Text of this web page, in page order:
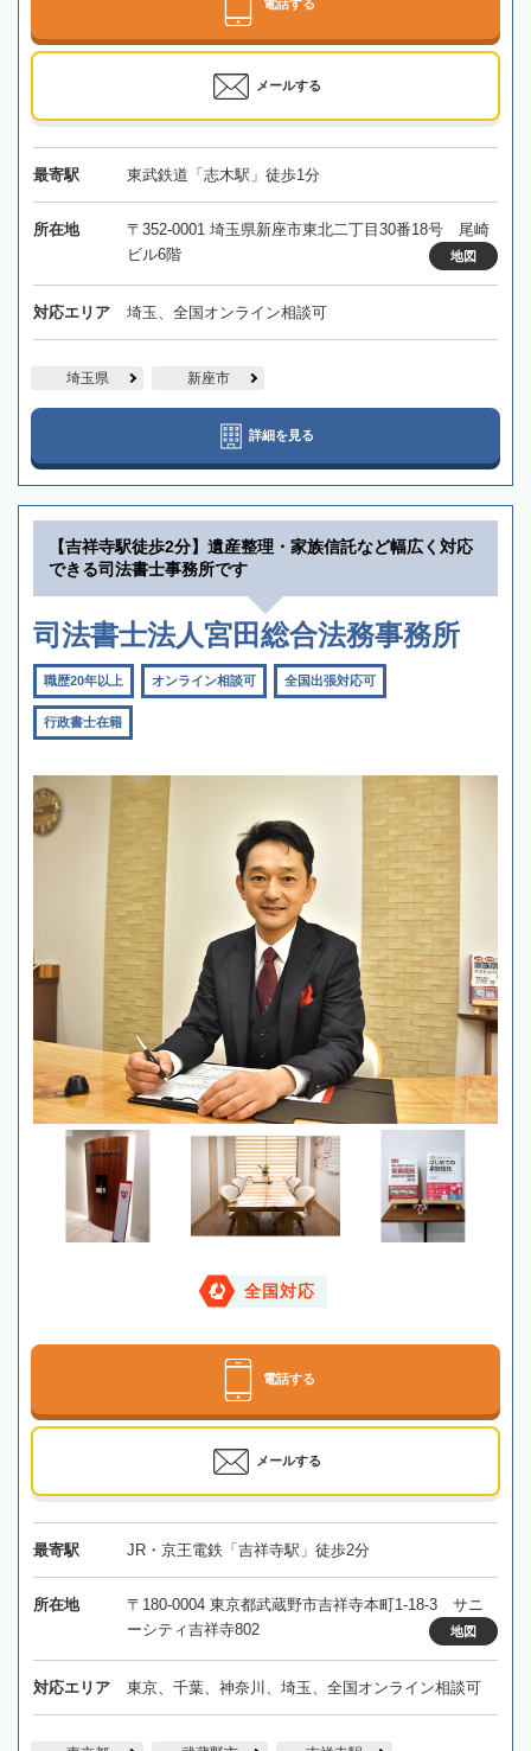
電話する
メールする
最寄駅 東武鉄道「志木駅」徒歩1分
所在地
〒352-0001 埼玉県新座市東北二丁目30番18号 尾崎
ビル6階
地図
対応エリア 埼玉、全国オンライン相談可
埼玉県 新座市
詳細を見る
【吉祥寺駅徒歩2分】遺産整理・家族信託など幅広く対応
できる司法書士事務所です
司法書士法人宮田総合法務事務所
職歴20年以上 オンライン相談可 全国出張対応可
行政書士在籍
全国対応
電話する
メールする
最寄駅 JR・京王電鉄「吉祥寺駅」徒歩2分
所在地
〒180-0004 東京都武蔵野市吉祥寺本町1-18-3 サニ
ーシティ吉祥寺802
地図
対応エリア 東京、千葉、神奈川、埼玉、全国オンライン相談可